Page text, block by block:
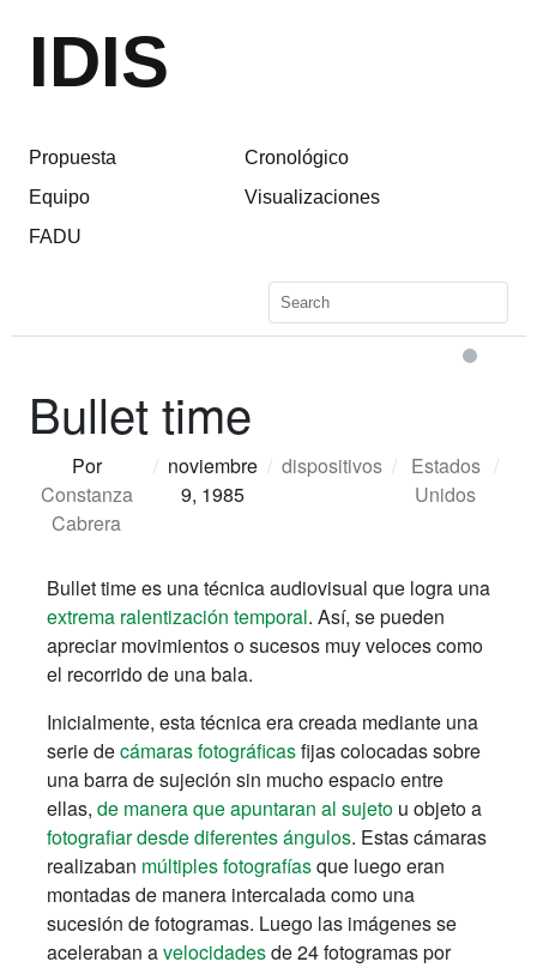
IDIS
Propuesta
Equipo
FADU
Cronológico
Visualizaciones
Bullet time
Por
Constanza
Cabrera
/ noviembre
9, 1985
/ dispositivos / Estados
Unidos
/
Bullet time es una técnica audiovisual que logra una
extrema ralentización temporal. Así, se pueden
apreciar movimientos o sucesos muy veloces como
el recorrido de una bala.
Inicialmente, esta técnica era creada mediante una
serie decámaras fotográficasfijas colocadas sobre
una barra de sujeción sin mucho espacio entre
ellas, de manera que apuntaran al sujeto u objeto a
fotografiar desde diferentes ángulos. Estas cámaras
realizaban múltiples fotografíasque luego eran
montadas de manera intercalada como una
sucesión de fotogramas. Luego las imágenes se
aceleraban avelocidadesde 24 fotogramas por